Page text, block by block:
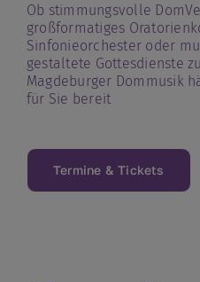
Ob stimmungsvolle
großformatiges
Sinfonieorchester oder
gestaltete Gottesdienste
Magdeburger Dommusik
für Sie bereit
Termine & Tickets